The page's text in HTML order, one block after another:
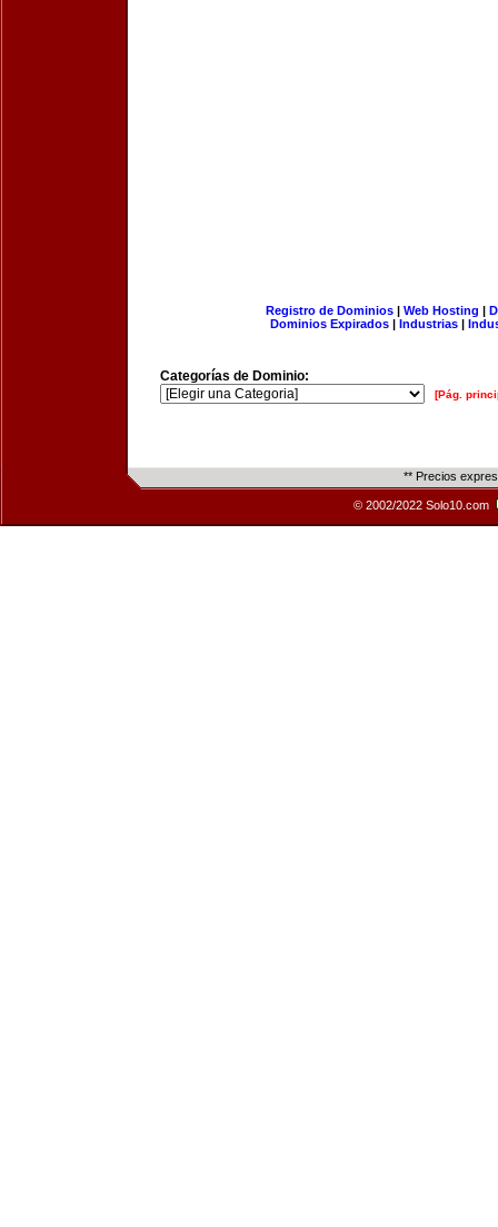
Registro de Dominios| Web Hosting |
Dominios Expirados | Industrias |
Categorías de Dominio:
[Pág.
** Precios
© 2002/2022 Solo10.com